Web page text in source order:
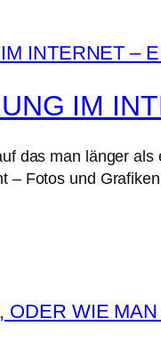
IM
das man länger
– Fotos und